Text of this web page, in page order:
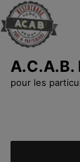
pour les